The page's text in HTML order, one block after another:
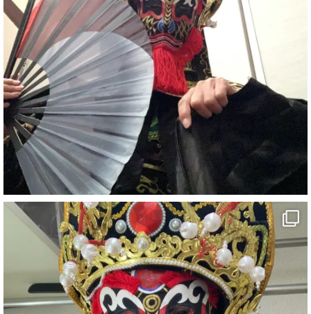
#宴会
#余興
1 5 X
さらに読み込む